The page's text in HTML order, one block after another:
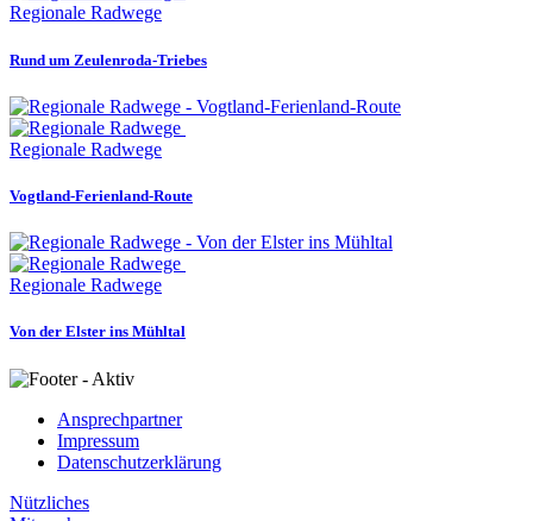
Regionale Radwege
Rund um Zeulenroda-Triebes
Regionale Radwege
Vogtland-Ferienland-Route
Regionale Radwege
Von der Elster ins Mühltal
Ansprechpartner
Impressum
Datenschutzerklärung
Nützliches